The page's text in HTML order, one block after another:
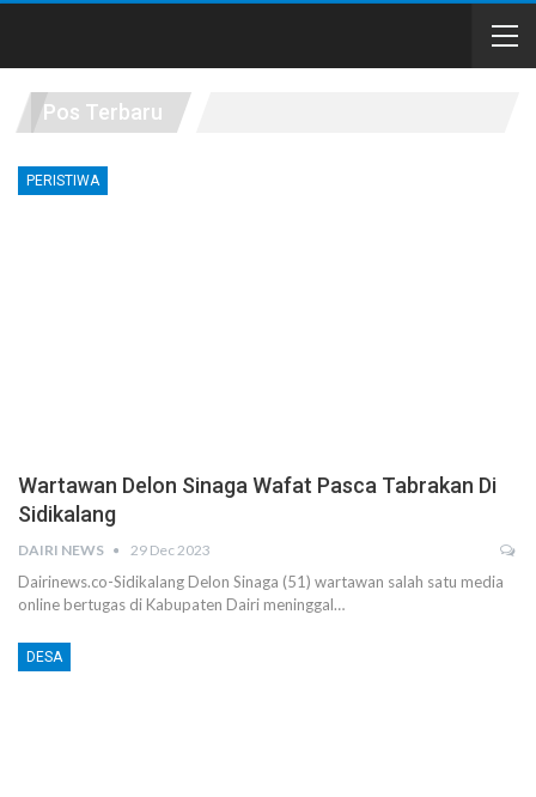
Pos Terbaru
PERISTIWA
Wartawan Delon Sinaga Wafat Pasca Tabrakan Di
Sidikalang
DAIRI NEWS 29 Dec 2023
Dairinews.co-Sidikalang Delon Sinaga (51) wartawan salah satu media
online bertugas di Kabupaten Dairi meninggal…
DESA